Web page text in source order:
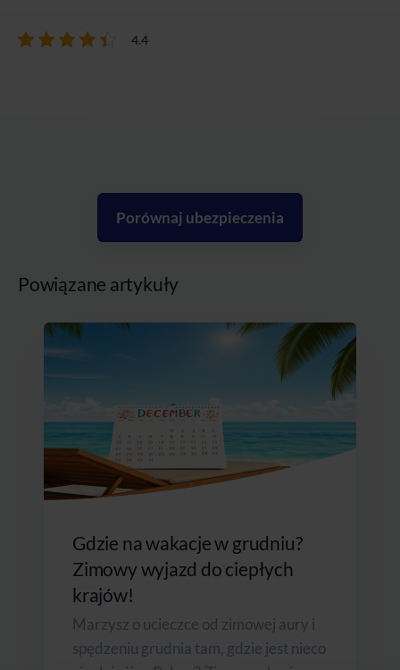
4.4
Porównaj ubezpieczenia
Powiązane artykuły
Gdzie na wakacje w grudniu?
Zimowy wyjazd do ciepłych
krajów!
Marzysz o ucieczce od zimowej aury i
spędzeniu grudnia tam, gdzie jest nieco